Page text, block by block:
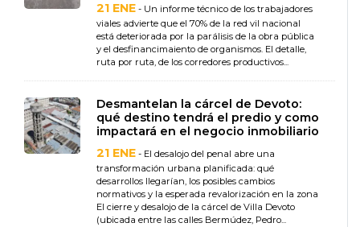
21 ENE - Un informe técnico de los trabajadores
viales advierte que el 70% de la red vil nacional
está deteriorada por la parálisis de la obra pública
y el desfinancimaiento de organismos. El detalle,
ruta por ruta, de los corredores productivos...
Desmantelan la cárcel de Devoto:
qué destino tendrá el predio y como
impactará en el negocio inmobiliario
21 ENE - El desalojo del penal abre una
transformación urbana planificada: qué
desarrollos llegarían, los posibles cambios
normativos y la esperada revalorización en la zona
El cierre y desalojo de la cárcel de Villa Devoto
(ubicada entre las calles Bermúdez, Pedro...